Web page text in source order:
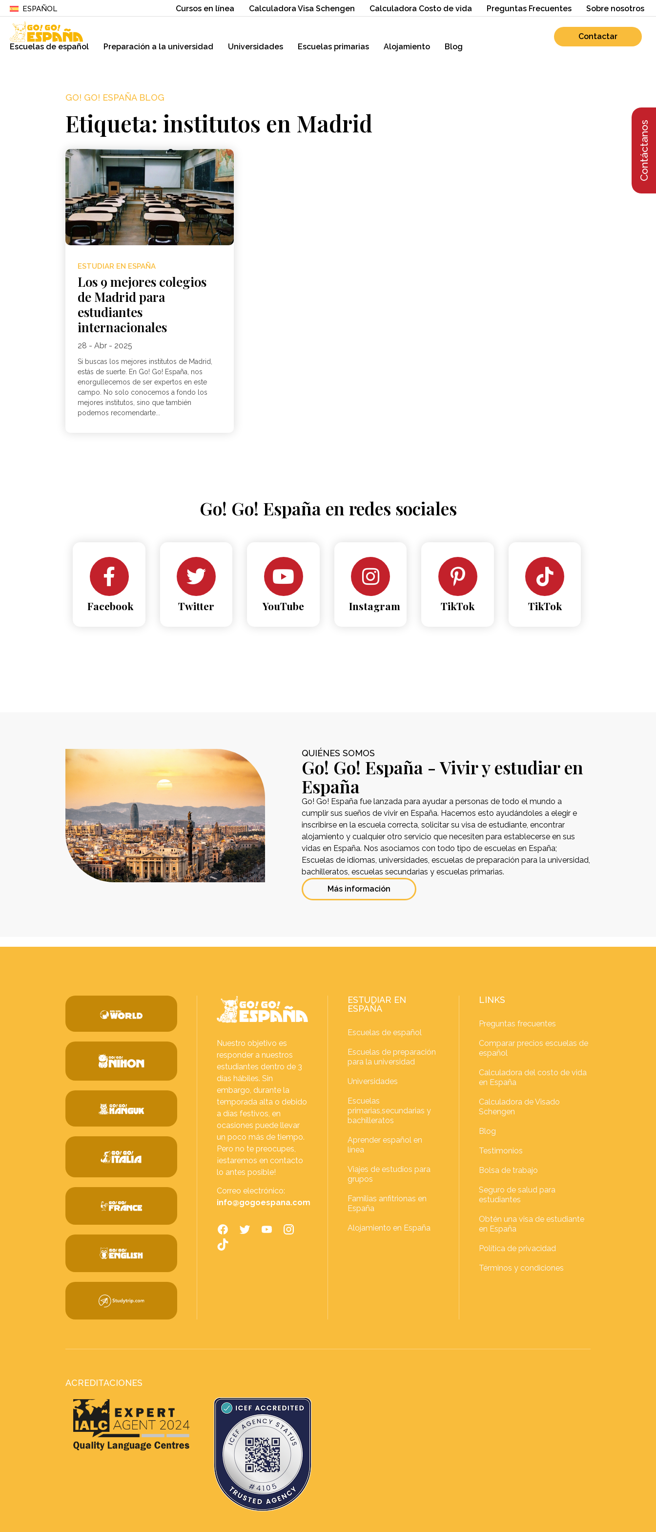
ESPAÑOL Cursos en línea Calculadora Visa Schengen Calculadora Costo de vida Preguntas Frecuentes Sobre nosotros
Escuelas de español Preparación a la universidad Universidades Escuelas primarias Alojamiento Blog
Contactar
Contáctanos
GO! GO! ESPAÑA BLOG
Etiqueta: institutos en Madrid
ESTUDIAR EN ESPAÑA
Los 9 mejores colegios
de Madrid para
estudiantes
internacionales
28 - Abr - 2025
Si buscas los mejores institutos de Madrid,
estás de suerte. En Go! Go! España, nos
enorgullecemos de ser expertos en este
campo. No solo conocemos a fondo los
mejores institutos, sino que también
podemos recomendarte...
Go! Go! España en redes sociales
Facebook Twitter YouTube Instagram TikTok TikTok
QUIÉNES SOMOS
Go! Go! España - Vivir y estudiar en
España
Go! Go! España fue lanzada para ayudar a personas de todo el mundo a
cumplir sus sueños de vivir en España. Hacemos esto ayudándoles a elegir e
inscribirse en la escuela correcta, solicitar su visa de estudiante, encontrar
alojamiento y cualquier otro servicio que necesiten para establecerse en sus
vidas en España. Nos asociamos con todo tipo de escuelas en España;
Escuelas de idiomas, universidades, escuelas de preparación para la universidad,
bachilleratos, escuelas secundarias y escuelas primarias.
Más información
Nuestro objetivo es
responder a nuestros
estudiantes dentro de 3
días hábiles. Sin
embargo, durante la
temporada alta o debido
a días festivos, en
ocasiones puede llevar
un poco más de tiempo.
Pero no te preocupes,
¡estaremos en contacto
lo antes posible!
Correo electrónico:
info@gogoespana.com
ESTUDIAR EN
ESPAÑA
Escuelas de español
Escuelas de preparación
para la universidad
Universidades
Escuelas
primarias,secundarias y
bachilleratos
Aprender español en
línea
Viajes de estudios para
grupos
Familias anfitrionas en
España
Alojamiento en España
LINKS
Preguntas frecuentes
Comparar precios escuelas de
español
Calculadora del costo de vida
en España
Calculadora de Visado
Schengen
Blog
Testimonios
Bolsa de trabajo
Seguro de salud para
estudiantes
Obtén una visa de estudiante
en España
Política de privacidad
Términos y condiciones
ACREDITACIONES